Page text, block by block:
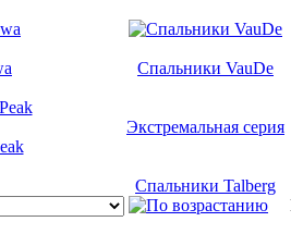
Спальники VauDe
Экстремальная серия
Спальники Talberg